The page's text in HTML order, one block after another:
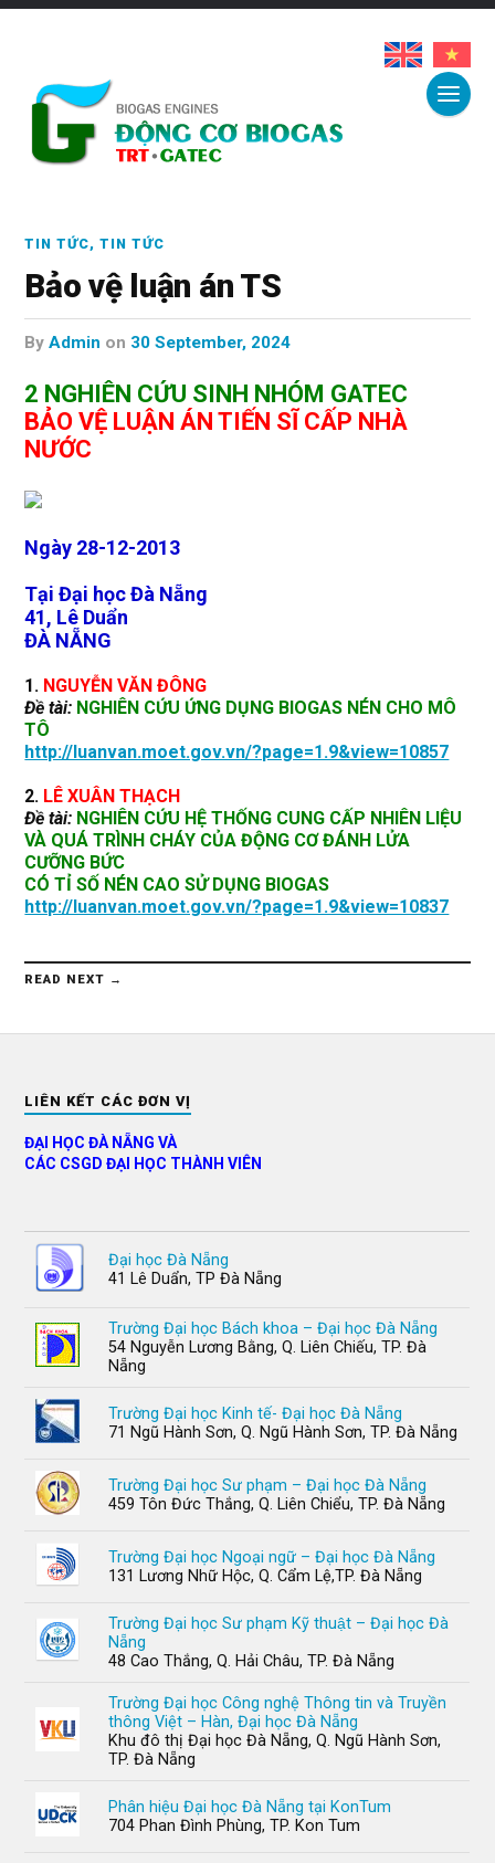
TIN TỨC,TIN TỨC
Bảo vệ luận án TS
byAdmin on 30 September, 2024
2 NGHIÊN CỨU SINH NHÓM GATEC
BẢO VỆ LUẬN ÁN TIẾN SĨ CẤP NHÀ
NƯỚC
Ngày 28-12-2013
Tại Đại học Đà Nẵng
41, Lê Duẩn
ĐÀ NẴNG
1. NGUYỄN VĂN ĐÔNG
Đề tài: NGHIÊN CỨU ỨNG DỤNG BIOGAS NÉN CHO MÔ
TÔ
http://luanvan.moet.gov.vn/?page=1.9&view=10857
2. LÊ XUÂN THẠCH
Đề tài: NGHIÊN CỨU HỆ THỐNG CUNG CẤP NHIÊN LIỆU
VÀ QUÁ TRÌNH CHÁY CỦA ĐỘNG CƠ ĐÁNH LỬA
CƯỠNG BỨC
CÓ TỈ SỐ NÉN CAO SỬ DỤNG BIOGAS
http://luanvan.moet.gov.vn/?page=1.9&view=10837
READ NEXT →
LIÊN KẾT CÁC ĐƠN VỊ
ĐẠI HỌC ĐÀ NẴNG VÀ
CÁC CSGD ĐẠI HỌC THÀNH VIÊN
Đại học Đà Nẵng
41 Lê Duẩn, TP Đà Nẵng
Trường Đại học Bách khoa – Đại học Đà Nẵng
54 Nguyễn Lương Bằng, Q. Liên Chiếu, TP. Đà
Nẵng
Trường Đại học Kinh tế- Đại học Đà Nẵng
71 Ngũ Hành Sơn, Q. Ngũ Hành Sơn, TP. Đà Nẵng
Trường Đại học Sư phạm – Đại học Đà Nẵng
459 Tôn Đức Thắng, Q. Liên Chiểu, TP. Đà Nẵng
Trường Đại học Ngoại ngữ – Đại học Đà Nẵng
131 Lương Nhữ Hộc, Q. Cẩm Lệ,TP. Đà Nẵng
Trường Đại học Sư phạm Kỹ thuật – Đại học Đà
Nẵng
48 Cao Thắng, Q. Hải Châu, TP. Đà Nẵng
Trường Đại học Công nghệ Thông tin và Truyền
thông Việt – Hàn, Đại học Đà Nẵng
Khu đô thị Đại học Đà Nẵng, Q. Ngũ Hành Sơn,
TP. Đà Nẵng
Phân hiệu Đại học Đà Nẵng tại KonTum
704 Phan Đình Phùng, TP. Kon Tum